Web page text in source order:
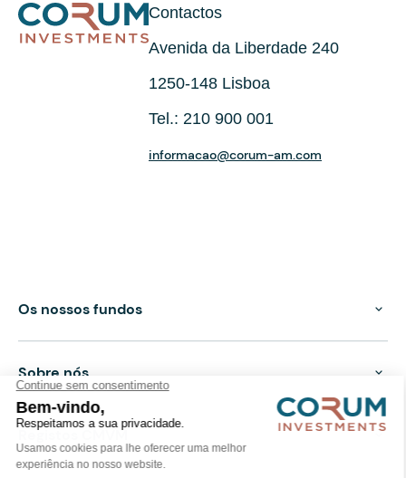
Contactos
Avenida da Liberdade 240
1250-148 Lisboa
Tel.: 210 900 001
informacao@corum-am.com
Os nossos fundos
Sobre nós
Registos CMVM